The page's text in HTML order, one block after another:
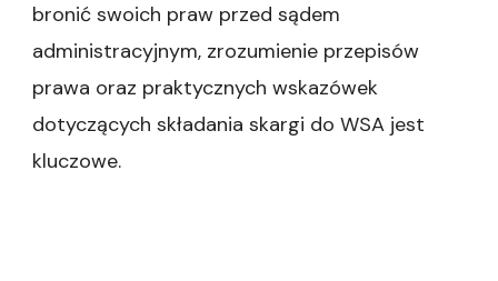
bronić swoich praw przed sądem
administracyjnym, zrozumienie przepisów
prawa oraz praktycznych wskazówek
dotyczących składania skargi do WSA jest
kluczowe.